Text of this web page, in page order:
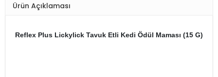
Ürün Açıklaması
Reflex Plus Lickylick Tavuk Etli Kedi Ödül Maması (15 G)